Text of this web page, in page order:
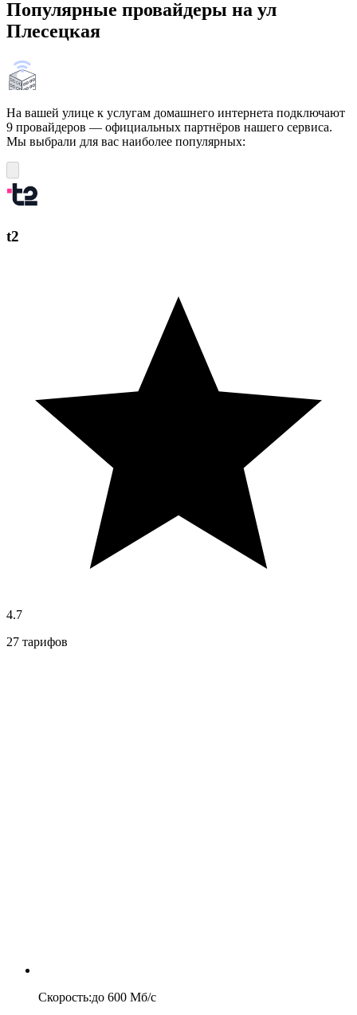
Популярные провайдеры на ул
Плесецкая
На вашей улице к услугам домашнего интернета подключают
9 провайдеров — официальных партнёров нашего сервиса.
Мы выбрали для вас наиболее популярных:
t2
4.7
27 тарифов
Скорость:до 600 Мб/c